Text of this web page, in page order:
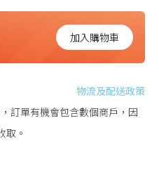
加入購物車
物流及配送政策
訂單有機會包含數個商戶，因
取。